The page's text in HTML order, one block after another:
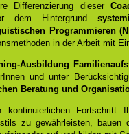
Differenzierung dieser
dem Hintergrund
Programmieren
in der Arbeit mit
Ausbildung
und unter
Beratung und
kontinuierlichen Fortschritt
zu gewährleisten,